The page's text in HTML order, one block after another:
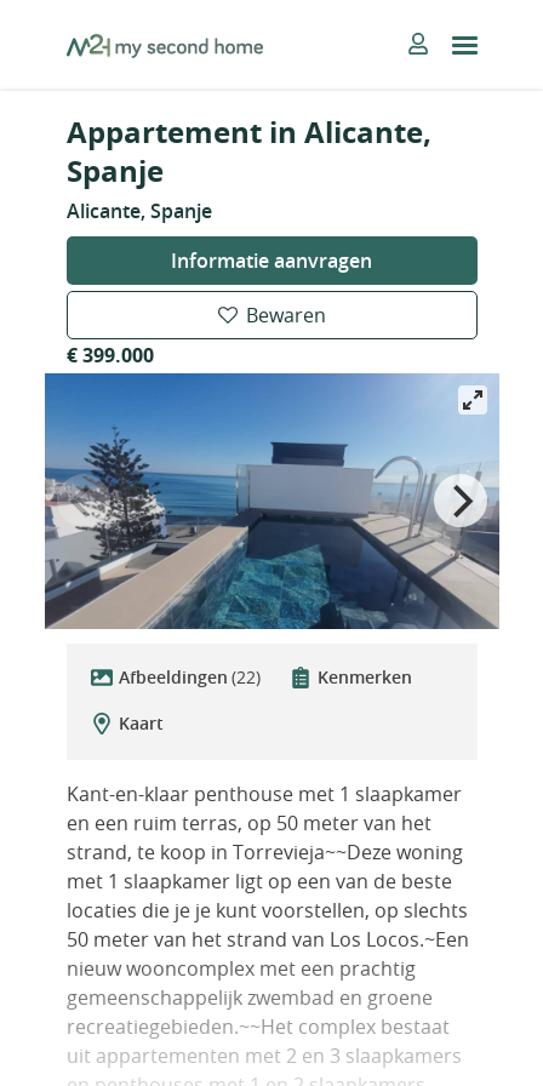
MySecondHome
Appartement in Alicante,
Spanje
Alicante, Spanje
Informatie aanvragen
Bewaren
€ 399.000
Afbeeldingen (22)
Kenmerken
Kaart
Kant-en-klaar penthouse met 1 slaapkamer
en een ruim terras, op 50 meter van het
strand, te koop in Torrevieja~~Deze woning
met 1 slaapkamer ligt op een van de beste
locaties die je je kunt voorstellen, op slechts
50 meter van het strand van Los Locos.~Een
nieuw wooncomplex met een prachtig
gemeenschappelijk zwembad en groene
recreatiegebieden.~~Het complex bestaat
uit appartementen met 2 en 3 slaapkamers